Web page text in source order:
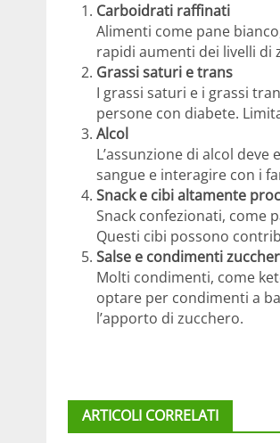
Carboidrati raffinati
Alimenti come pane
rapidi aumenti dei livelli di
Grassi saturi e trans
I grassi saturi e i grassi
persone con diabete.
Alcol
L’assunzione di alcol
sangue e interagire con i
Snack e cibi altamente
Snack confezionati, come
Questi cibi possono
Salse e condimenti
Molti condimenti, come
optare per condimenti a
l’apporto di zucchero.
ARTICOLI CORRELATI